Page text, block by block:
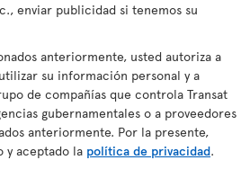
enviar publicidad si tenemos su
anteriormente, usted autoriza a
su información personal y a
de compañías que controla Transat
gubernamentales o a proveedores
anteriormente. Por la presente,
y aceptado la política de privacidad.